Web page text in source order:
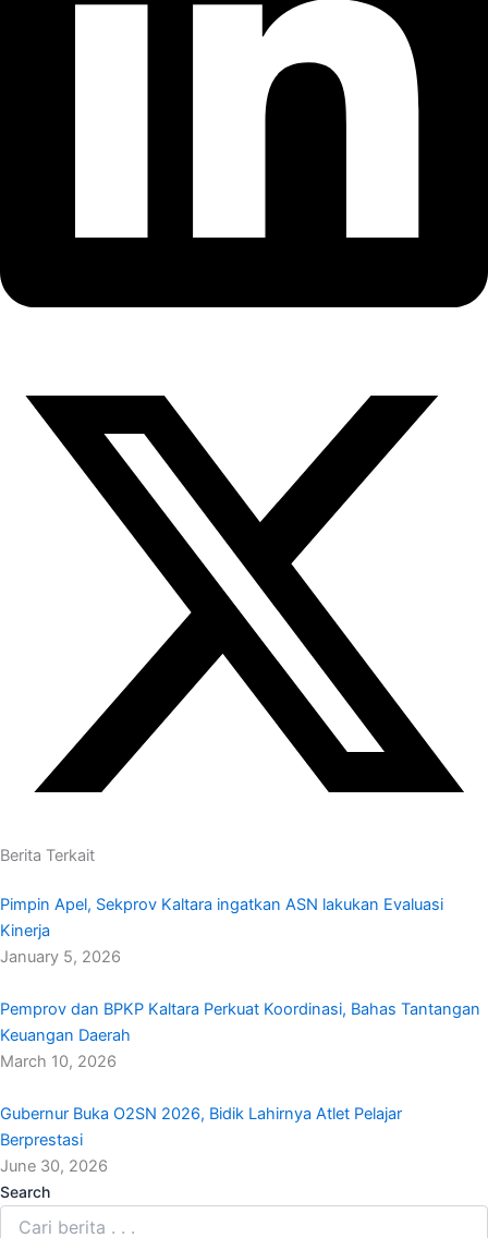
Berita Terkait
Pimpin Apel, Sekprov Kaltara ingatkan ASN lakukan Evaluasi
Kinerja
January 5, 2026
Pemprov dan BPKP Kaltara Perkuat Koordinasi, Bahas Tantangan
Keuangan Daerah
March 10, 2026
Gubernur Buka O2SN 2026, Bidik Lahirnya Atlet Pelajar
Berprestasi
June 30, 2026
Search